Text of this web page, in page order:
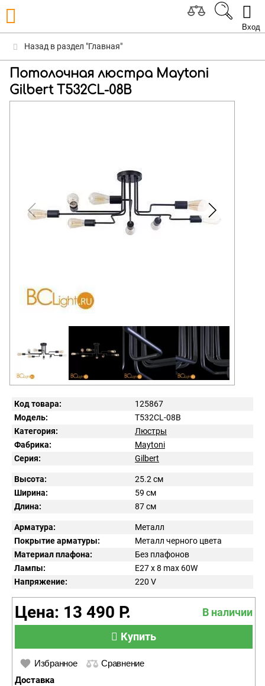
Вход
Назад в раздел "Главная"
Потолочная люстра Maytoni
Gilbert T532CL-08B
Код товара:
125867
Модель:
T532CL-08B
Категория:
Люстры
Фабрика:
Maytoni
Серия:
Gilbert
Высота:
25.2 см
Ширина:
59 см
Длина:
87 см
Арматура:
Металл
Покрытие арматуры:
Металл черного цвета
Материал плафона:
Без плафонов
Лампы:
E27 x 8 max 60W
Напряжение:
220 V
Цена: 13 490 Р.
В наличии
Купить
Избранное Сравнение
Доставка